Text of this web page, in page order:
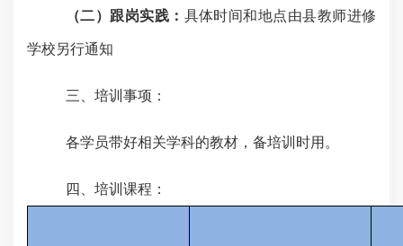
（二）跟岗实践： 具体时间和地点由县教师进修
学校另行通知
三、培训事项：
各学员带好相关学科的教材，备培训时用。
四、培训课程：